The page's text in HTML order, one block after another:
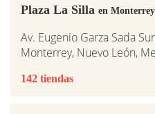
Plaza La Silla en Monterrey
Av. Eugenio Garza Sada
Monterrey, Nuevo León,
142 tiendas